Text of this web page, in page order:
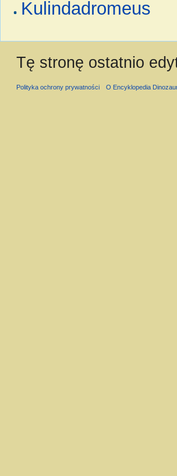
Kulindadromeus
Tę stronę ostatnio
Polityka ochrony prywatności O Encyklopedia